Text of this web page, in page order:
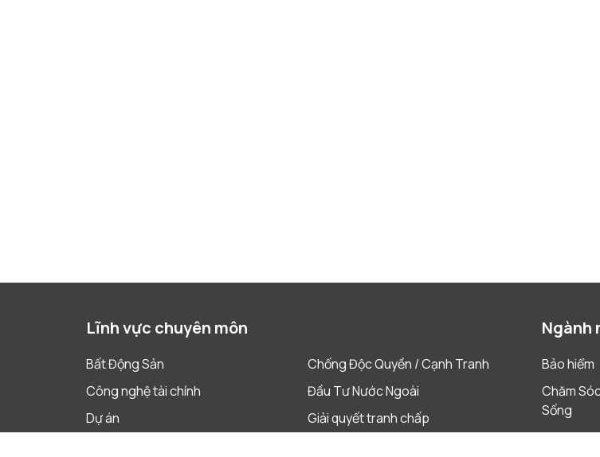
Lĩnh vực chuyên môn
Bất Động Sản
Chống Độc Quyền / Cạnh Tranh
Công nghệ tài chính
Đầu Tư Nước Ngoài
Dự án
Giải quyết tranh chấp
Ngành
Bảo hiểm
Chăm
Sống